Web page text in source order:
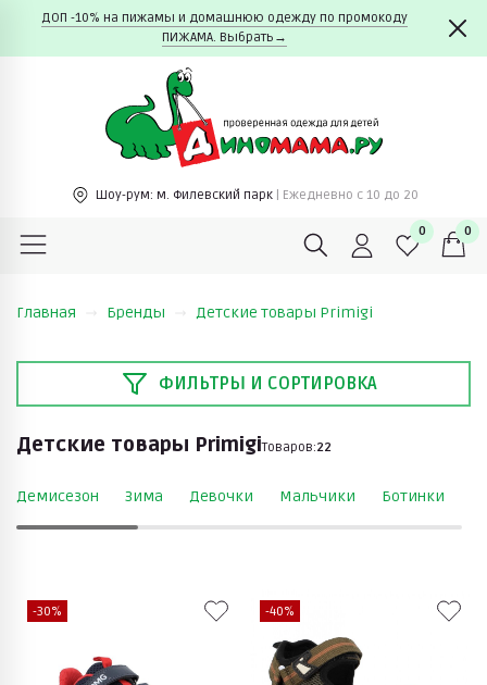
ДОП -10% на пижамы и домашнюю одежду по промокоду
ПИЖАМА. Выбрать→
Шоу-рум: м. Филевский парк | Ежедневно c 10 до 20
0 0
Главная Бренды Детские товары Primigi
ФИЛЬТРЫ И СОРТИРОВКА
Детские товары PrimigiТоваров:22
Демисезон Зима Девочки Мальчики Ботинки
-30% -40%